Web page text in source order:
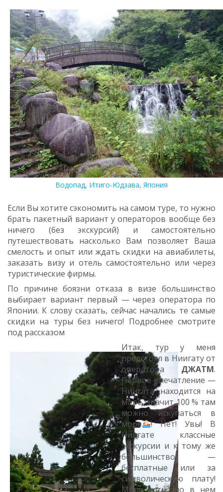
Водопад, Итиго-Юдзава, Япония
Если Вы хотите сэкономить на самом туре, то нужно
брать пакетный вариант у операторов вообще без
ничего (без экскурсий) и самостоятельно
путешествовать насколько Вам позволяет Ваша
смелость и опыт или ждать скидки на авиабилеты,
заказать визу и отель самостоятельно или через
туристические фирмы.
По причине боязни отказа в визе большинство
выбирает вариант первый — через оператора по
Японии. К слову сказать, сейчас начались те самые
скидки на туры без ничего! Подробнее смотрите
под рассказом
Итак, тур у меня
предстоял в Ниигату от
оператора ДЖАТМ.
Первое впечатление —
Ниигата находится на
море, значит 100 % там
можно искупаться в
море
! Нет! Увы! В
Ниигате классные
экскурсии и к тому же
большинство —
бесплатные или за
символическую плату!
Море есть, но в нем